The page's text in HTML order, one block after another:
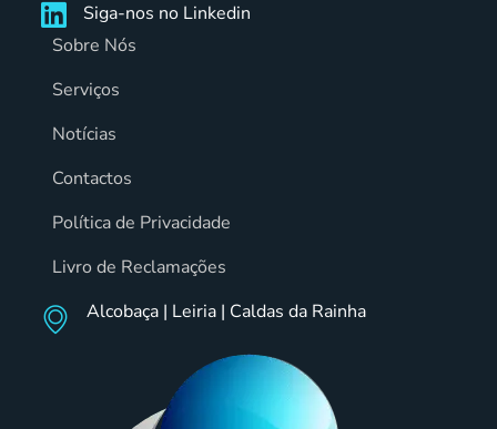
Siga-nos no Linkedin
Sobre Nós
Serviços
Notícias
Contactos
Política de Privacidade
Livro de Reclamações
Alcobaça | Leiria | Caldas da Rainha